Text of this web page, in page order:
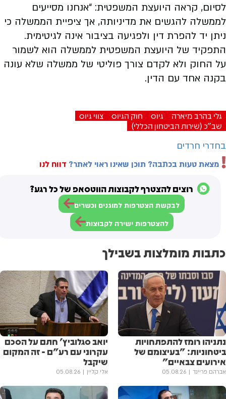
לסיום, קראה היועצת המשפטית: “אנחנו מסייעים
לממשלה להגשים את מדיניותה, אך ציפיית הממשלה כי
ניתן יד להפרת דין ולפגיעה בציבור אינה לגיטימית.
התפקיד של היועצת המשפטית לממשלה הוא לשמור
על החוק ולא לקדם צורך פוליטי של ממשלה שלא עונה
בקנה אחד עם הדין.
גלי בהרב מיארה גיוס חוק הגיוס
צווי גיוס
שב"כ (שירות הביטחון הכללי)
בחדרי חרדים
מצאת טעות בכתבה? תוכן שאינו ראוי לאתר? דווח לנו
רוצים להצטרף לקבוצות הווטסאפ של כל רגע?
לבקשת הצטרפות למוגנים וכשרים
להצטרפות ישירה לקבוצות
כתבות מומלצות בשבילך
נתניהו רומז להתפתחויות
ביטחוניות: "בעיצומם של
אירועים צבאיים"
אברהם פריינד 05.08.26
יואב סגלוביץ' חתם על הסכם
עקרוני עם רע"ם - זה המקום
שיקבל
אלי קליין 05.08.26